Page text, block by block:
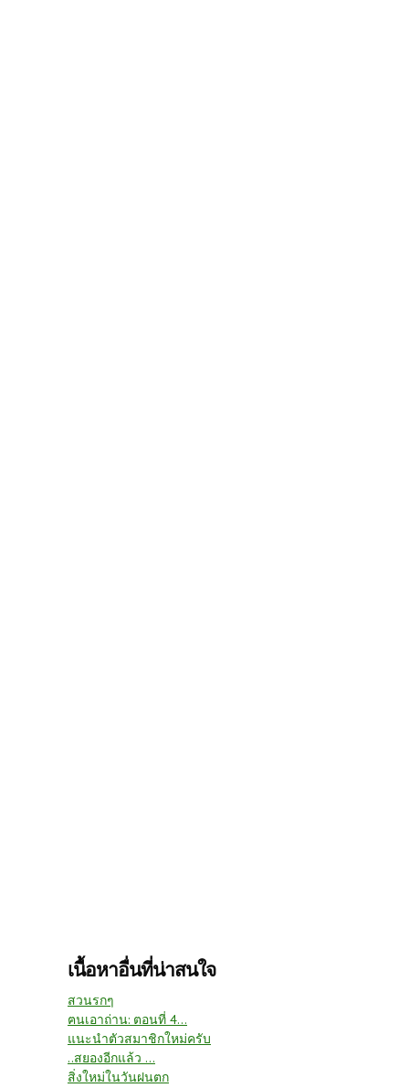
เนื้อหาอื่นที่น่าสนใจ
สวนรกๆ
ฅนเอาถ่าน: ตอนที่ 4...
แนะนำตัวสมาชิกใหม่ครับ
..สยองอีกแล้ว ...
สิ่งใหม่ในวันฝนตก